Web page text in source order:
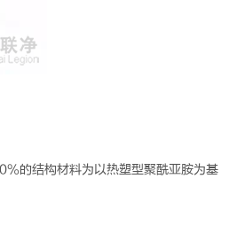
的结构材料为以热塑型聚酰亚胺为基